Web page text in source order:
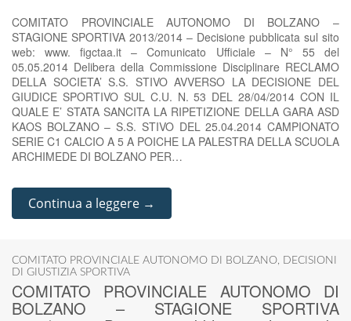
COMITATO PROVINCIALE AUTONOMO DI BOLZANO –
STAGIONE SPORTIVA 2013/2014 – Decisione pubblicata sul sito
web: www. figctaa.it – Comunicato Ufficiale – N° 55 del
05.05.2014 Delibera della Commissione Disciplinare RECLAMO
DELLA SOCIETA’ S.S. STIVO AVVERSO LA DECISIONE DEL
GIUDICE SPORTIVO SUL C.U. N. 53 DEL 28/04/2014 CON IL
QUALE E’ STATA SANCITA LA RIPETIZIONE DELLA GARA ASD
KAOS BOLZANO – S.S. STIVO DEL 25.04.2014 CAMPIONATO
SERIE C1 CALCIO A 5 A POICHE LA PALESTRA DELLA SCUOLA
ARCHIMEDE DI BOLZANO PER…
Continua a leggere →
COMITATO PROVINCIALE AUTONOMO DI BOLZANO, DECISIONI
DI GIUSTIZIA SPORTIVA
COMITATO PROVINCIALE AUTONOMO DI
BOLZANO – STAGIONE SPORTIVA